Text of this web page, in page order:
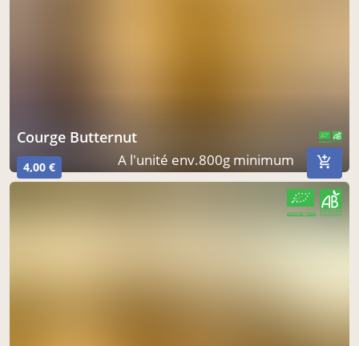
Courge Butternut
4,00 € A l'unité env.800g minimum
CERTIFIÉ PAR FR-BIO-01
AGRICULTURE FRANCE